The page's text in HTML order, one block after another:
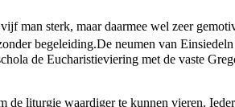
man sterk, maar daarmee wel zeer
begeleiding.De neumen van
de Eucharistieviering met de vaste
de liturgie waardiger te kunnen vieren.